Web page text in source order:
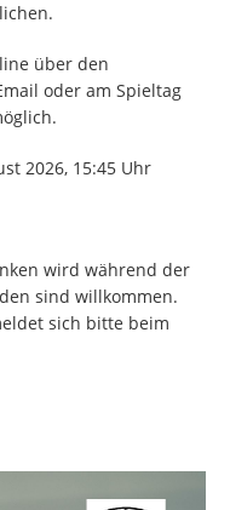
über den
oder am Spieltag
2026, 15:45 Uhr
wird während der
sind willkommen.
sich bitte beim